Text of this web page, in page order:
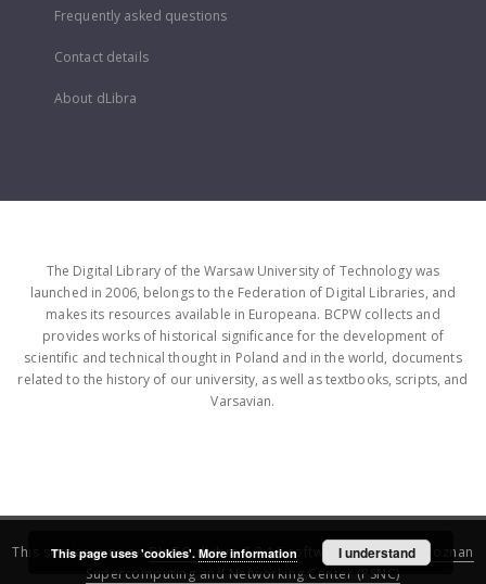
Frequently asked questions
Contact details
About dLibra
The Digital Library of the Warsaw University of Technology was
launched in 2006, belongs to the Federation of Digital Libraries, and
makes its resources available in Europeana. BCPW collects and
provides works of historical significance for the development of
scientific and technical thought in Poland and in the world, documents
related to the history of our university, as well as textbooks, scripts, and
Varsavian.
This service runs onDInGO dLibra 6.3.16software created by
Poznan
Supercomputing and Networking Center (PSNC)
This page uses 'cookies'. More information I understand